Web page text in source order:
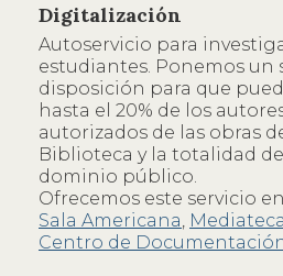
Digitalización
Autoservicio para
estudiantes. Ponemos un
disposición para que
hasta el 20% de los
autorizados de las obras
Biblioteca y la totalidad
dominio público.
Ofrecemos este servicio
Sala Americana Mediateca
Centro de